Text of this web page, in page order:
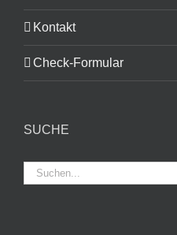
Kontakt
Check-Formular
SUCHE
Suche
nach: